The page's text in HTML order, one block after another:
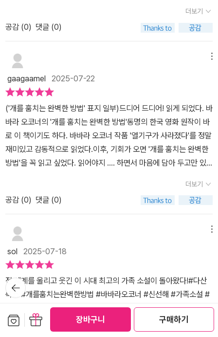
장바구니 구매하기
만이 그 불온함을 느낀다. 아이들의 세계가 얼마나 순수한지, 때문
에 얼마나 위험한 상황에 쉽게 노출되는지 대비되어 강렬한 인상
을 남긴 장면이었다. '개를 훔치는 완벽한 방법'에서도 엉뚱하면서 순
수한 조지나를 중심으로 결핍을 말하고 있기 때문에 따뜻한 시선
과 희망을 잃지 않고 마무리 된다. 그 점이 '개를 훔치는 완벽한 방
법'이 많은 사람들에게 사랑받은 큰 장점이기도 하지만 우리 사회
의 어두움을 더욱 강조하여 드러낸 대비가 되기도 한다고 여겨졌
다. 책은 우리 사회의 현실적인 문제들을 안고서도 각 인물들이 옳
은 길로 나아가는 성숙과 고통 앞에서 멈추지 않는 나아감을 보여주
고 있다. 그렇기 때문에 많은 사람들이 '개를 훔치는 완벽한 방
법'을 읽고 감명을 받을 수 있었을 것이다. 하지만 읽고 난 뒤에 깊
이 생각해 볼 수록 동화같지 않은 현실을 동화처럼 풀어냈단 감상
의 영화로 다시 한 번 감상한다면 더 즐거울 것이다. 미디어에 더 익숙
도 좋겠다. 읽고 난 뒤에 다양한 생각을 할 수 있었던 좋은 책이었다.
이 읽어도 깊은 여운을 주는 작품이에요.영화로도 만들어졌기 떄문
에, 원작 소설을 꼭 읽어보길 추천합니다.
오디오북을 듣고 재미있어서 재독했답니다. 이번에 다시 읽으면서 다
시금 책 속으로 빠져들었는데요. 다시 읽어도 역시나 명작은 명작이
다 싶었습니다. 개정판으로 나온 책은 하드커버는 아니구요. 출판사
도 다산책방으로 변경되었어요. 250여쪽의 분량으로 두껍다면 두껍
룩 점박이 무늬를 하고 있는 강아지와 여자 아이의 그림이 그려져 있
어요. 코를 맞대고 지긋이 서로를 바라보고 있답니다. 그럼 내용을 살
펴보도록 할까요?이 책의 주인공은 사춘기 여자아이입니다. 이름은
조지나에요. 조지나는 어쩌면 지금 불행한 아이인지도 모르겠어요.
아빠는 가출을 한 상황이고, 연락도 되지 않습니다. 게다가 살고 있던
집에서도 살 수 없게 되었어요. 그래서 엄마와 남동생 조지와 함께 차
에서 사는 생활을 하고 있습니다. 조지나의 엄마는 당분간만 차에서
지내자고 해요. 방을 구할 돈이 모일 때까지만요. 하지만 조지나의 눈
엔 그 당분간만이 언제 끝날지도 모르겠어서 답답하기만 합니다. 차
인지 친구들도 멀리하기 시작해요. 친구만 멀리하는 게 아니라 친구
네 엄마도 거리를 두라고 하니 말입니다. 500달러. 500달러는 언제
쯤 모일까요? 엄마는 다시 집에서 살 수 있는 금액이 500달러라고
했습니다. 그런 조지아에게 발견된 것이 있었으니, 바로 반려견을 사
랑하는 사람입니다. 조지아는 작전을 짜요. 잃어버린 반려견을 찾아
요?조지나에게 찾아온 가정의 불화와 경제적 파탄은 아이의 양심에
도 금이 가게 합니다. 불쌍한 이 아이를 감싸주는 곳은 어디에도 없어
더보기
공감 (0) 댓글 (0)
gaagaamel 2025-07-22
('개를 훔치는 완벽한 방법' 표지 일부)​드디어 드디어! ​읽게 되었다. 바
바라 오코너의 '개를 훔치는 완벽한 방법'​동명의 한국 영화 원작이 바
로 이 책이기도 하다. ​바바라 오코너 작품 '열기구가 사라졌다'를 정말
재미있고 감동적으로 읽었다.​이후, 기회가 오면 '개를 훔치는 완벽한
방법'을 꼭 읽고 싶었다. ​읽어야지 .... ​하면서 마음에 담아 두고만 있
025년 7월에 새롭게 발간하였다. 표지도 바꿨다. ​옛 표지의 책은 살
수 없으니 저절로 한정판 표지가 된 셈이다. ​올해의 색깔은 '민트'인가
보다. 개인적으로 표지 전체적인 색감이 엄청 마음에 든다. ​'따뜻한 민
트'가 시원하면서도 편안하게 느껴진다. ('개를 훔치는 완벽한 방법'
표지 일부)​미국에서도 첫 발간 시 '올해 최고의 책'으로 많이 선정되었
고 지금도 명성을 잃지 않는 책이다.​특히 남들이 다 좋다고 이렇게나
많은 상을 주는 책은, 다 이유가 있는 법이다. (지금까지의 독서 경험
으로 봤을 때)그러나 예외도 있는 법이다. 그래서 매의 눈으로 읽어봤
다. ​책을 다 읽고...... 완전히 동의하게 되었다. 나라도 심사위원이었
으면 꼭 이 책을 '올해 최고의 책'으로 꼽았을 것이다아직도 안 읽으신
더보기
공감 (0) 댓글 (0)
sol 2025-07-18
전 세계를 울리고 웃긴 이 시대 최고의 가족 소설이 돌아왔다!#다산
북스 #개를훔치는완벽한방법 #바바라오코너 #신선해 #가족소설 #
청소년문학 #개 #청소년성장소설부잣집 개를 훔쳐서 500달러의 사
례금을 얻자!조지나의 아빠는 25센트 짜리 동전 꾸러미 세 개와 꾸깃
뒤로가
기